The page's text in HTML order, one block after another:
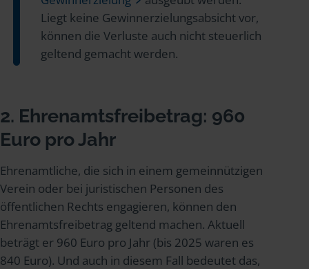
Liegt keine Gewinnerzielungsabsicht vor,
können die Verluste auch nicht steuerlich
geltend gemacht werden.
2. Ehrenamtsfreibetrag: 960
Euro pro Jahr
Ehrenamtliche, die sich in einem gemeinnützigen
Verein oder bei juristischen Personen des
öffentlichen Rechts engagieren, können den
Ehrenamtsfreibetrag geltend machen. Aktuell
beträgt er 960 Euro pro Jahr (bis 2025 waren es
840 Euro). Und auch in diesem Fall bedeutet das,